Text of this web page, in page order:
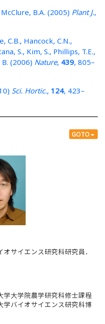
B.A. (2005) Plant J.,
Hancock, C.N.,
S., Kim, S., Phillips, T.E.,
(2006) Nature, 439, 805–
Sci. Hortic., 124, 423–
GOTO
サイエンス研究科研究員．
学大学院農学研究科修士課程
学バイオサイエンス研究科博